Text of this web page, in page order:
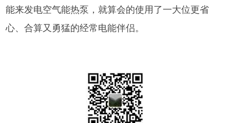
能来发电空气能热泵，就算会的使用了一大位更省
心、合算又勇猛的经常电能伴侣。